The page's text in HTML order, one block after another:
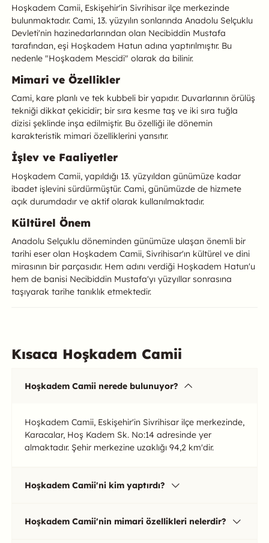
Hoşkadem Camii, Eskişehir'in Sivrihisar ilçe merkezinde
bulunmaktadır. Cami, 13. yüzyılın sonlarında Anadolu Selçuklu
Devleti'nin hazinedarlarından olan Necibiddin Mustafa
tarafından, eşi Hoşkadem Hatun adına yaptırılmıştır. Bu
nedenle "Hoşkadem Mescidi" olarak da bilinir.
Mimari ve Özellikler
Cami, kare planlı ve tek kubbeli bir yapıdır. Duvarlarının örülüş
tekniği dikkat çekicidir; bir sıra kesme taş ve iki sıra tuğla
dizisi şeklinde inşa edilmiştir. Bu özelliği ile dönemin
karakteristik mimari özelliklerini yansıtır.
İşlev ve Faaliyetler
Hoşkadem Camii, yapıldığı 13. yüzyıldan günümüze kadar
ibadet işlevini sürdürmüştür. Cami, günümüzde de hizmete
açık durumdadır ve aktif olarak kullanılmaktadır.
Kültürel Önem
Anadolu Selçuklu döneminden günümüze ulaşan önemli bir
tarihi eser olan Hoşkadem Camii, Sivrihisar'ın kültürel ve dini
mirasının bir parçasıdır. Hem adını verdiği Hoşkadem Hatun'u
hem de banisi Necibiddin Mustafa'yı yüzyıllar sonrasına
taşıyarak tarihe tanıklık etmektedir.
Kısaca Hoşkadem Camii
Hoşkadem Camii nerede bulunuyor?
Hoşkadem Camii, Eskişehir'in Sivrihisar ilçe merkezinde,
Karacalar, Hoş Kadem Sk. No:14 adresinde yer
almaktadır. Şehir merkezine uzaklığı 94,2 km'dir.
Hoşkadem Camii'ni kim yaptırdı?
Hoşkadem Camii'nin mimari özellikleri nelerdir?